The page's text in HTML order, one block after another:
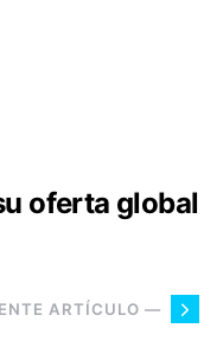
oferta global
ARTÍCULO —